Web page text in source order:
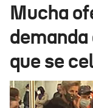
Mucha
que se